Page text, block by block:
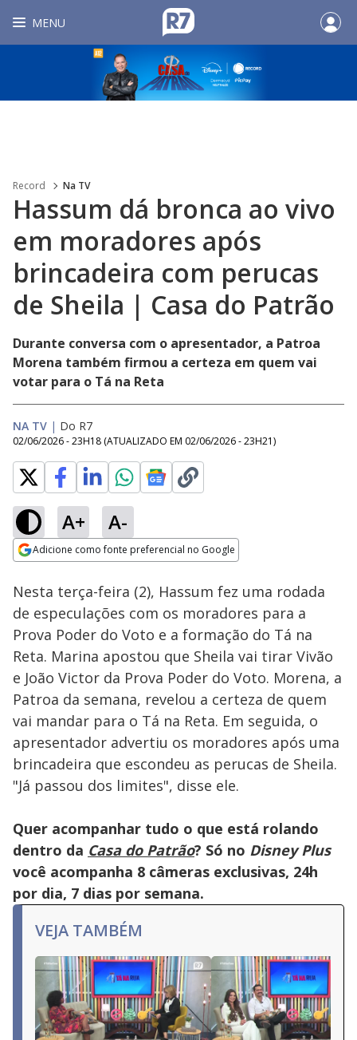
MENU
Record Na TV
Hassum dá bronca ao vivo
em moradores após
brincadeira com perucas
de Sheila | Casa do Patrão
Durante conversa com o apresentador, a Patroa
Morena também firmou a certeza em quem vai
votar para o Tá na Reta
NA TV | Do R7
02/06/2026 - 23H18 (ATUALIZADO EM 02/06/2026 - 23H21)
A+ A-
Adicione como fonte preferencial no Google
Ativar
:
39.11%
Nesta terça-feira (2), Hassum fez uma rodada
de especulações com os moradores para a
Prova Poder do Voto e a formação do Tá na
Reta. Marina apostou que Sheila vai tirar Vivão
e João Victor da Prova Poder do Voto. Morena, a
Patroa da semana, revelou a certeza de quem
vai mandar para o Tá na Reta. Em seguida, o
apresentador advertiu os moradores após uma
brincadeira que escondeu as perucas de Sheila.
"Já passou dos limites", disse ele.
Quer acompanhar tudo o que está rolando
dentro da Casa do Patrão? Só no Disney Plus
você acompanha 8 câmeras exclusivas, 24h
por dia, 7 dias por semana.
VEJA TAMBÉM